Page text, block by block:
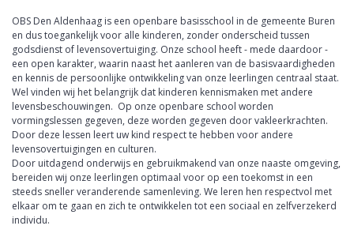
OBS Den Aldenhaag is een openbare basisschool in de gemeente Buren
en dus toegankelijk voor alle kinderen, zonder onderscheid tussen
godsdienst of levensovertuiging. Onze school heeft - mede daardoor -
een open karakter, waarin naast het aanleren van de basisvaardigheden
en kennis de persoonlijke ontwikkeling van onze leerlingen centraal staat.
Wel vinden wij het belangrijk dat kinderen kennismaken met andere
levensbeschouwingen. Op onze openbare school worden
vormingslessen gegeven, deze worden gegeven door vakleerkrachten.
Door deze lessen leert uw kind respect te hebben voor andere
levensovertuigingen en culturen.
Door uitdagend onderwijs en gebruikmakend van onze naaste omgeving,
bereiden wij onze leerlingen optimaal voor op een toekomst in een
steeds sneller veranderende samenleving. We leren hen respectvol met
elkaar om te gaan en zich te ontwikkelen tot een sociaal en zelfverzekerd
individu.